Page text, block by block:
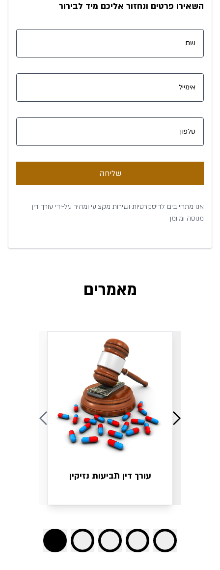
השאירו פרטים ונחזור אליכם מיד לבירור
שליחה
אנו מתחייבים לדיסקרטיות ושירות מקצועי ומהיר על-ידי עורך דין
מנוסה ומיומן
מאמרים
עורך דין תביעות נזיקין